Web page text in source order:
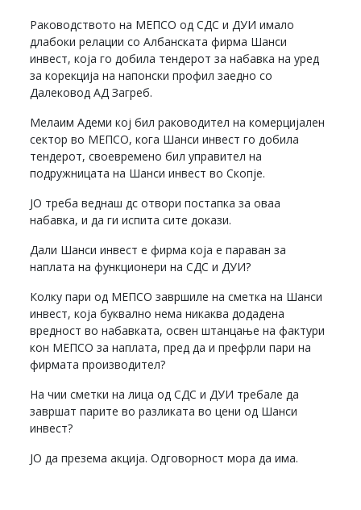
Раководството на МЕПСО од СДС и ДУИ имало
длабоки релации со Албанската фирма Шанси
инвест, која го добила тендерот за набавка на уред
за корекција на напонски профил заедно со
Далековод АД Загреб.
Мелаим Адеми кој бил раководител на комерцијален
сектор во МЕПСО, кога Шанси инвест го добила
тендерот, своевремено бил управител на
подружницата на Шанси инвест во Скопје.
ЈО треба веднаш дс отвори постапка за оваа
набавка, и да ги испита сите докази.
Дали Шанси инвест е фирма која е параван за
наплата на функционери на СДС и ДУИ?
Колку пари од МЕПСО завршиле на сметка на Шанси
инвест, која буквално нема никаква додадена
вредност во набавката, освен штанцање на фактури
кон МЕПСО за наплата, пред да и префрли пари на
фирмата производител?
На чии сметки на лица од СДС и ДУИ требале да
завршат парите во разликата во цени од Шанси
инвест?
ЈО да презема акција. Одговорност мора да има.